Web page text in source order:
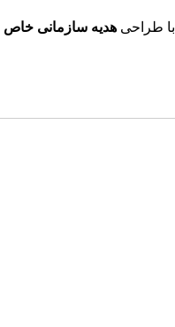
با طراحی هدیه سازمانی خاص